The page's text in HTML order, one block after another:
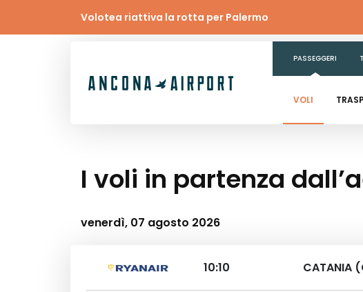
Volotea riattiva la rotta per Palermo
PASSEGGERI
VOLI
I voli in partenza
venerdì, 07 agosto 2026
10:10 CATANIA